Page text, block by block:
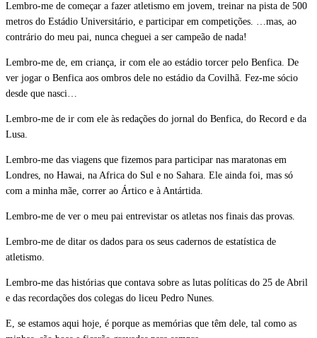
Lembro-me de começar a fazer atletismo em jovem, treinar na pista de 500
metros do Estádio Universitário, e participar em competições. …mas, ao
contrário do meu pai, nunca cheguei a ser campeão de nada!
Lembro-me de, em criança, ir com ele ao estádio torcer pelo Benfica. De
ver jogar o Benfica aos ombros dele no estádio da Covilhã. Fez-me sócio
desde que nasci…
Lembro-me de ir com ele às redações do jornal do Benfica, do Record e da
Lusa.
Lembro-me das viagens que fizemos para participar nas maratonas em
Londres, no Hawai, na Africa do Sul e no Sahara. Ele ainda foi, mas só
com a minha mãe, correr ao Ártico e à Antártida.
Lembro-me de ver o meu pai entrevistar os atletas nos finais das provas.
Lembro-me de ditar os dados para os seus cadernos de estatística de
atletismo.
Lembro-me das histórias que contava sobre as lutas políticas do 25 de Abril
e das recordações dos colegas do liceu Pedro Nunes.
E, se estamos aqui hoje, é porque as memórias que têm dele, tal como as